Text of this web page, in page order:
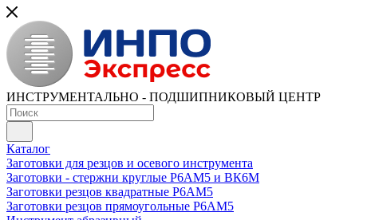
ИНСТРУМЕНТАЛЬНО - ПОДШИПНИКОВЫЙ ЦЕНТР
Каталог
Заготовки для резцов и осевого инструмента
Заготовки - стержни круглые Р6АМ5 и ВК6М
Заготовки резцов квадратные Р6АМ5
Заготовки резцов прямоугольные Р6АМ5